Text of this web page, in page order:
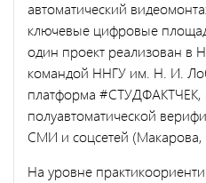
автоматический
ключевые цифровые
один проект реализован в
командой ННГУ им. Н. И.
платформа #СТУДФАКТЧЕК,
полуавтоматической
СМИ и соцсетей (Макарова,
На уровне